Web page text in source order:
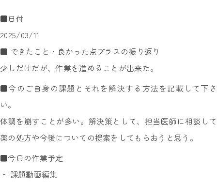
■日付
2025/03/11
■ できたこと・良かった点プラスの振り返り
少しだけだが、作業を進めることが出来た。
■今のご自身の課題とそれを解決する方法を記載して下さ
い。
体調を崩すことが多い。解決策として、担当医師に相談して
薬の処方や今後についての提案をしてもらおうと思う。
■今日の作業予定
・ 課題動画編集